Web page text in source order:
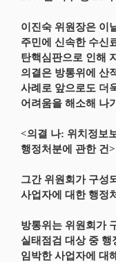
이진숙 위원장은 이
주민에 신속한 수신
탄핵심판으로 인해
의결은 방통위에 산
사례로 앞으로도 더
어려움을 해소해 나
<의결 나: 위치정보
행정처분에 관한 건>
그간 위원회가 구성
사업자에 대한 행정
방통위는 위원회가
실태점검 대상 중
임박한 사업자에 대